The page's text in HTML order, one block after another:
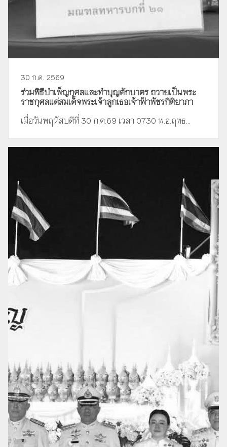
30 ก.ค. 2569
ร่วมพิธีบำเพ็ญกุศลและทำบุญตักบาตร ถวายเป็นพระ
ราชกุศลแด่สมเด็จพระเจ้าลูกเธอเจ้าฟ้าพัชรกิติยาภา
เมื่อวันพฤหัสบดีที่ 30 ก.ค.69 เวลา 0730 พ.อ.ฤทธ...